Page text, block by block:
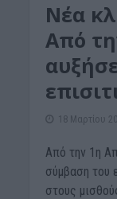
Νέα
Από
18 Μαρτίου
Από την 1η
σύμβαση του
στους